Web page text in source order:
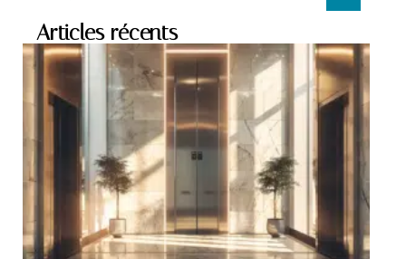
Articles récents